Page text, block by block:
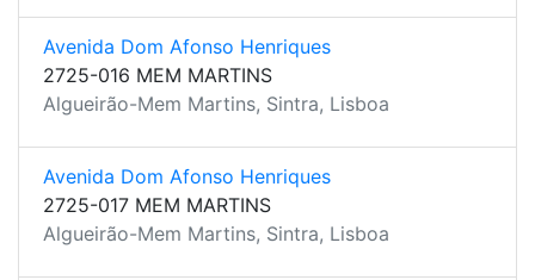
Avenida Dom Afonso Henriques
2725-016 MEM MARTINS
Algueirão-Mem Martins, Sintra, Lisboa
Avenida Dom Afonso Henriques
2725-017 MEM MARTINS
Algueirão-Mem Martins, Sintra, Lisboa